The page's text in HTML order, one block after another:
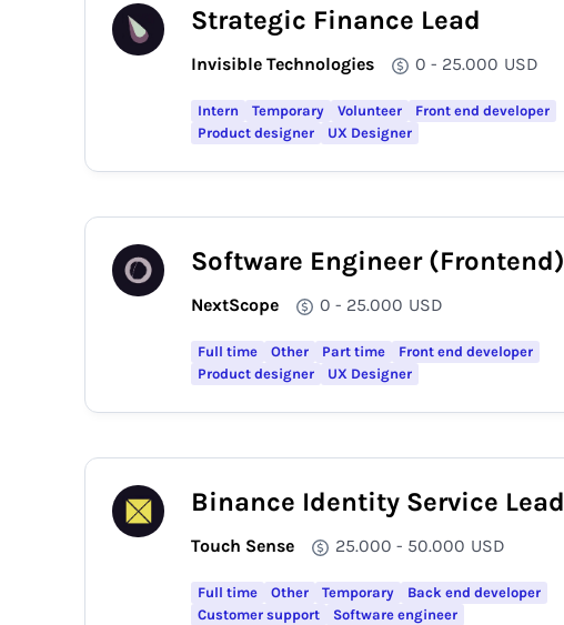
Strategic Finance Lead
Invisible Technologies 0 - 25.000 USD
Intern Temporary Volunteer
Front end developer
Product designer
UX Designer
Software Engineer (Frontend)
NextScope 0 - 25.000 USD
Full time Other Part time
Front end developer
Product designer
UX Designer
Binance Identity Service Lead
Touch Sense 25.000 - 50.000 USD
Full time Other Temporary
Back end developer
Customer support
Software engineer